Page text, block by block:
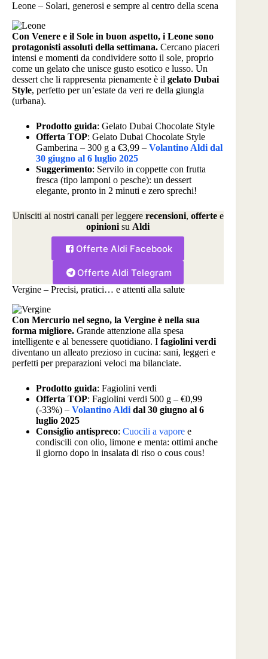
Leone – Solari, generosi e sempre al centro della scena
Con Venere e il Sole in buon aspetto, i Leone sono
protagonisti assoluti della settimana. Cercano piaceri
intensi e momenti da condividere sotto il sole, proprio
come un gelato che unisce gusto esotico e lusso. Un
dessert che li rappresenta pienamente è il gelato Dubai
Style, perfetto per un’estate da veri re della giungla
(urbana).
Prodotto guida: Gelato Dubai Chocolate Style
Offerta TOP: Gelato Dubai Chocolate Style
Gamberina – 300 g a €3,99 – Volantino Aldi dal
30 giugno al 6 luglio 2025
Suggerimento: Servilo in coppette con frutta
fresca (tipo lamponi o pesche): un dessert
elegante, pronto in 2 minuti e zero sprechi!
Unisciti ai nostri canali per leggere recensioni, offerte e
opinionisu Aldi
Offerte Aldi Facebook
Offerte Aldi Telegram
Vergine – Precisi, pratici… e attenti alla salute
Con Mercurio nel segno, la Vergine è nella sua
forma migliore. Grande attenzione alla spesa
intelligente e al benessere quotidiano. I fagiolini verdi
diventano un alleato prezioso in cucina: sani, leggeri e
perfetti per preparazioni veloci ma bilanciate.
Prodotto guida: Fagiolini verdi
Offerta TOP: Fagiolini verdi 500 g – €0,99
(-33%) – Volantino Aldi dal 30 giugno al 6
luglio 2025
Consiglio antispreco: Cuocili a vapore e
condiscili con olio, limone e menta: ottimi anche
il giorno dopo in insalata di riso o cous cous!